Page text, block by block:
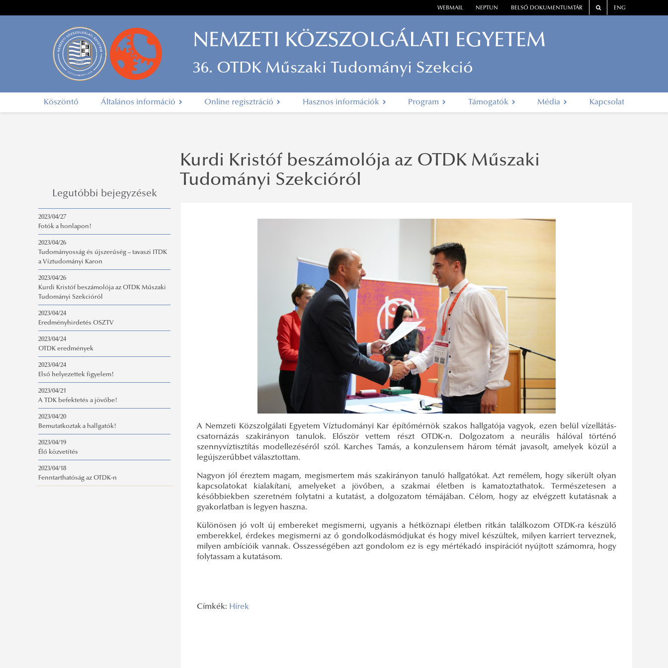
WEBMAIL NEPTUN BELSŐ DOKUMENTUMTÁR ENG
NEMZETI KÖZSZOLGÁLATI EGYETEM
36. OTDK Műszaki Tudományi Szekció
Köszöntő Általános információ Online regisztráció Hasznos információk Program Támogatók Média Kapcsolat
Legutóbbi bejegyzések
2023/04/27
Fotók a honlapon!
2023/04/26
Tudományosság és újszerűség – tavaszi ITDK
a Víztudományi Karon
2023/04/26
Kurdi Kristóf beszámolója az OTDK Műszaki
Tudományi Szekcióról
2023/04/24
Eredményhirdetés OSZTV
2023/04/24
OTDK eredmények
2023/04/24
Első helyezettek figyelem!
2023/04/21
A TDK befektetés a jövőbe!
2023/04/20
Bemutatkoztak a hallgatók!
2023/04/19
Élő közvetítés
2023/04/18
Fenntarthatóság az OTDK-n
Kurdi Kristóf beszámolója az OTDK Műszaki
Tudományi Szekcióról
A Nemzeti Közszolgálati Egyetem Víztudományi Kar építőmérnök szakos hallgatója vagyok, ezen belül vízellátás-
csatornázás szakirányon tanulok. Először vettem részt OTDK-n. Dolgozatom a neurális hálóval történő
szennyvíztisztítás modellezéséről szól. Karches Tamás, a konzulensem három témát javasolt, amelyek közül a
legújszerűbbet választottam.
Nagyon jól éreztem magam, megismertem más szakirányon tanuló hallgatókat. Azt remélem, hogy sikerült olyan
kapcsolatokat kialakítani, amelyeket a jövőben, a szakmai életben is kamatoztathatok. Természetesen a
későbbiekben szeretném folytatni a kutatást, a dolgozatom témájában. Célom, hogy az elvégzett kutatásnak a
gyakorlatban is legyen haszna.
Különösen jó volt új embereket megismerni, ugyanis a hétköznapi életben ritkán találkozom OTDK-ra készülő
emberekkel, érdekes megismerni az ő gondolkodásmódjukat és hogy mivel készültek, milyen karriert terveznek,
milyen ambícióik vannak. Összességében azt gondolom ez is egy mértékadó inspirációt nyújtott számomra, hogy
folytassam a kutatásom.
Címkék: Hírek